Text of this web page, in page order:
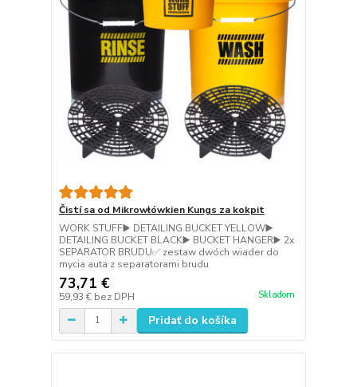
Čistí sa od Mikrowłówkien Kungs za kokpit
WORK STUFF▶️ DETAILING BUCKET YELLOW▶️
DETAILING BUCKET BLACK▶️ BUCKET HANGER▶️ 2x
SEPARATOR BRUDU✅ zestaw dwóch wiader do
mycia auta z separatorami brudu
73,71 €
59,93 € bez DPH Skladom
Pridať do košíka